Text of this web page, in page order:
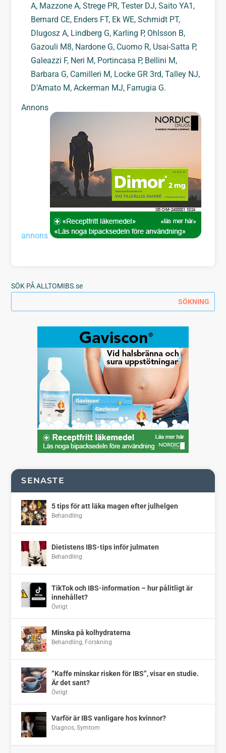
A, Mazzone A, Strege PR, Tester DJ, Saito YA1,
Bernard CE, Enders FT, Ek WE, Schmidt PT,
Dlugosz A, Lindberg G, Karling P, Ohlsson B,
Gazouli M8, Nardone G, Cuomo R, Usai-Satta P,
Galeazzi F, Neri M, Portincasa P, Bellini M,
Barbara G, Camilleri M, Locke GR 3rd, Talley NJ,
D’Amato M, Ackerman MJ, Farrugia G.
Annons
annons
SÖK PÅ ALLTOMIBS.se
SENASTE
5 tips för att läka magen efter julhelgen
Behandling
Dietistens IBS-tips inför julmaten
Behandling
TikTok och IBS-information – hur pålitligt är
innehållet?
Övrigt
Minska på kolhydraterna
Behandling, Forskning
”Kaffe minskar risken för IBS”, visar en studie.
Är det sant?
Övrigt
Varför är IBS vanligare hos kvinnor?
Diagnos,Symtom